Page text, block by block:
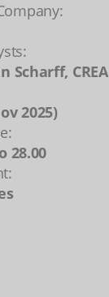
Scharff, CREA
2025)
28.00